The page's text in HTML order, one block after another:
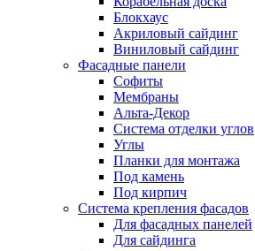
Блокхаус
Акриловый сайдинг
Виниловый сайдинг
Фасадные панели
Софиты
Мембраны
Альта-Декор
Система отделки углов
Углы
Планки для монтажа
Под камень
Под кирпич
Система крепления фасадов
Для фасадных панелей
Для сайдинга